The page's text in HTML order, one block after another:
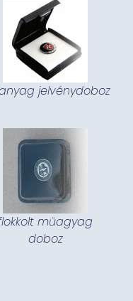
jelvénydoboz
műagyag
doboz